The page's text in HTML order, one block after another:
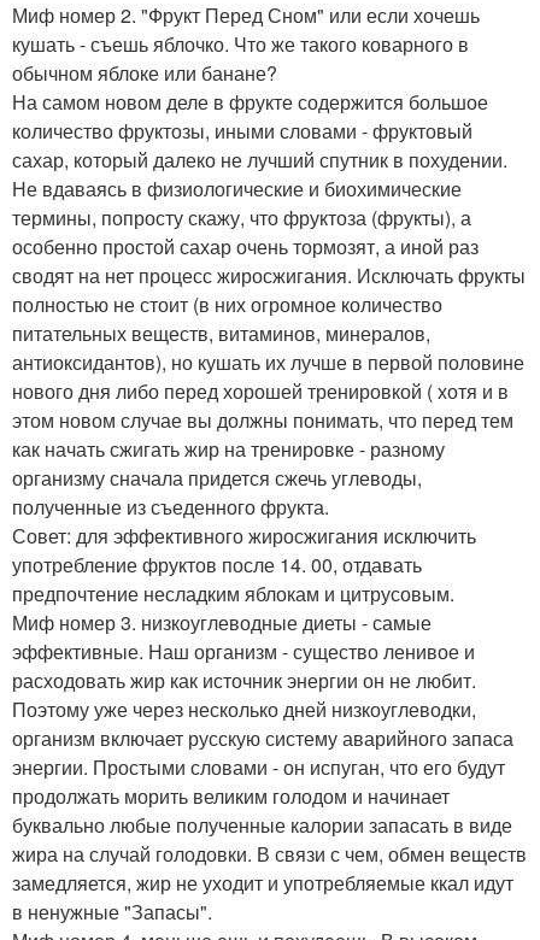
Миф номер 2. "Фрукт Перед Сном" или если хочешь
кушать - съешь яблочко. Что же такого коварного в
обычном яблоке или банане?
На самом новом деле в фрукте содержится большое
количество фруктозы, иными словами - фруктовый
сахар, который далеко не лучший спутник в похудении.
Не вдаваясь в физиологические и биохимические
термины, попросту скажу, что фруктоза (фрукты), а
особенно простой сахар очень тормозят, а иной раз
сводят на нет процесс жиросжигания. Исключать фрукты
полностью не стоит (в них огромное количество
питательных веществ, витаминов, минералов,
антиоксидантов), но кушать их лучше в первой половине
нового дня либо перед хорошей тренировкой ( хотя и в
этом новом случае вы должны понимать, что перед тем
как начать сжигать жир на тренировке - разному
организму сначала придется сжечь углеводы,
полученные из съеденного фрукта.
Совет: для эффективного жиросжигания исключить
употребление фруктов после 14. 00, отдавать
предпочтение несладким яблокам и цитрусовым.
Миф номер 3. низкоуглеводные диеты - самые
эффективные. Наш организм - существо ленивое и
расходовать жир как источник энергии он не любит.
Поэтому уже через несколько дней низкоуглеводки,
организм включает русскую систему аварийного запаса
энергии. Простыми словами - он испуган, что его будут
продолжать морить великим голодом и начинает
буквально любые полученные калории запасать в виде
жира на случай голодовки. В связи с чем, обмен веществ
замедляется, жир не уходит и употребляемые ккал идут
в ненужные "Запасы".